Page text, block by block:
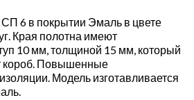
6 в покрытии Эмаль в цвете
Края полотна имеют
10 мм, толщиной 15 мм, который
короб. Повышенные
Модель изготавливается